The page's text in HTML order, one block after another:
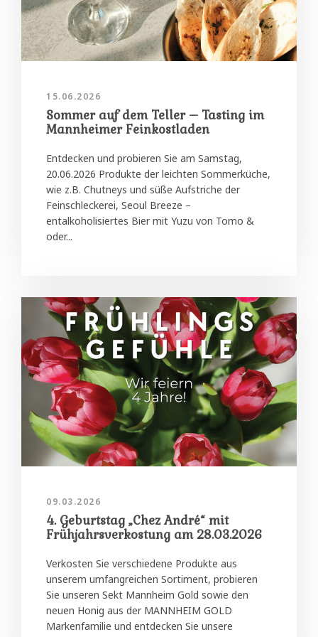
15.06.2026
Sommer auf dem Teller – Tasting im
Mannheimer Feinkostladen
Entdecken und probieren Sie am Samstag,
20.06.2026 Produkte der leichten Sommerküche,
wie z.B. Chutneys und süße Aufstriche der
Feinschleckerei, Seoul Breeze –
entalkoholisiertes Bier mit Yuzu von Tomo &
oder...
09.03.2026
4. Geburtstag „Chez André“ mit
Frühjahrsverkostung am 28.03.2026
Verkosten Sie verschiedene Produkte aus
unserem umfangreichen Sortiment, probieren
Sie unseren Sekt Mannheim Gold sowie den
neuen Honig aus der MANNHEIM GOLD
Markenfamilie und entdecken Sie unsere